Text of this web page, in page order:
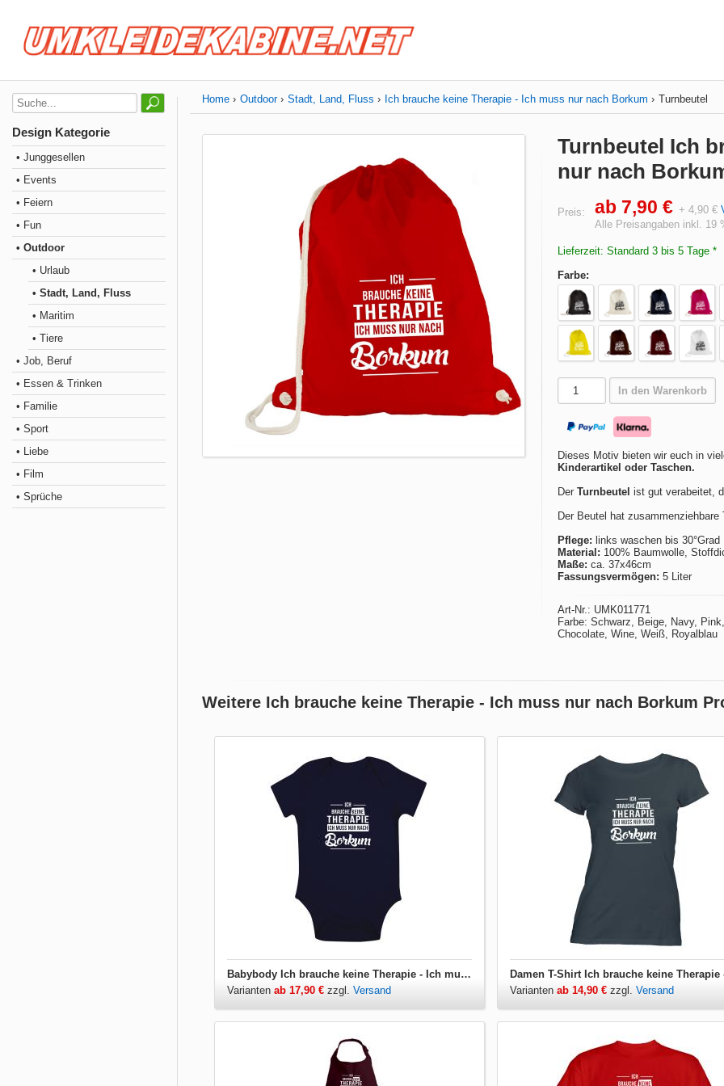
Design Kategorie
• Junggesellen
• Events
• Feiern
• Fun
• Outdoor
• Urlaub
• Stadt, Land, Fluss
• Maritim
• Tiere
• Job, Beruf
• Essen & Trinken
• Familie
• Sport
• Liebe
• Film
• Sprüche
Home Outdoor Stadt, Land, Fluss Ich brauche keine Therapie - Ich muss nur nach Borkum Turnbeutel
Turnbeutel Ich
nur nach
Preis: ab 7,90 € + 4,90 €
Alle Preisangaben inkl. 19
Lieferzeit: Standard 3 bis 5 Tage *
Farbe:
In den Warenkorb
Dieses Motiv bieten wir euch in
Kinderartikel oder Taschen.
Der Turnbeutel ist gut verabeitet,
Der Beutel hat
Pflege: links waschen bis 30°Grad
Material: 100% Baumwolle,
Maße: ca. 37x46cm
Fassungsvermögen: 5 Liter
Art-Nr.: UMK011771
Farbe: Schwarz, Beige, Navy,
Chocolate, Wine, Weiß, Royalblau
Weitere Ich brauche keine Therapie - Ich muss nur nach Borkum
Babybody Ich brauche keine Therapie - Ich muss nur nach Borkum
Varianten ab 17,90 € zzgl. Versand Varianten ab 14,90 €zzgl. Versand